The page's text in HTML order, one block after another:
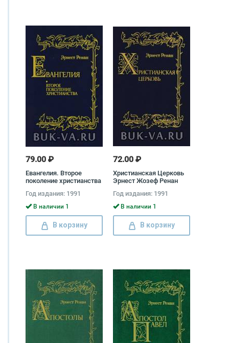
79.00 ₽
Евангелия. Второе
поколение христианства
Год издания: 1991
В наличии 1
В корзину
72.00 ₽
Христианская Церковь
Эрнест Жозеф Ренан
Год издания: 1991
В наличии 1
В корзину